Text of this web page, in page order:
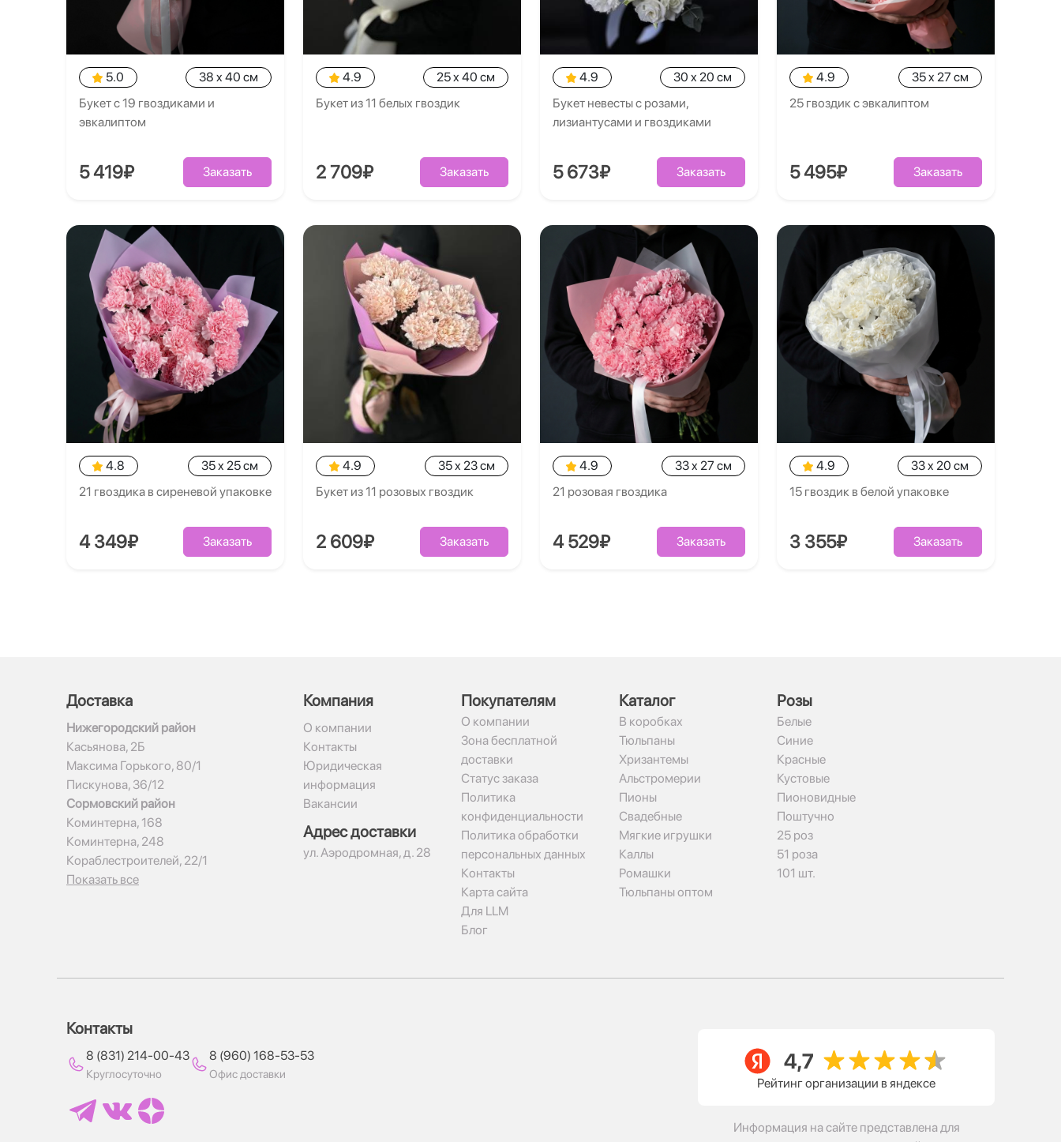
5.0
38 x 40 см
Букет с 19 гвоздиками и
эвкалиптом
5 419₽ Заказать
4.9
25 x 40 см
Букет из 11 белых гвоздик
2 709₽ Заказать
4.9
30 x 20 см
Букет невесты с розами,
лизиантусами и гвоздиками
5 673₽ Заказать
4.9
35 x 27 см
25 гвоздик с эвкалиптом
5 495₽ Заказать
4.8
35 x 25 см
21 гвоздика в сиреневой упаковке
4 349₽ Заказать
4.9
35 x 23 см
Букет из 11 розовых гвоздик
2 609₽ Заказать
4.9
33 x 27 см
21 розовая гвоздика
4 529₽ Заказать
4.9
33 x 20 см
15 гвоздик в белой упаковке
3 355₽ Заказать
Доставка
Нижегородский район
Касьянова, 2Б
Максима Горького, 80/1
Пискунова, 36/12
Сормовский район
Коминтерна, 168
Коминтерна, 248
Кораблестроителей, 22/1
Показать все
Компания
О компании
Контакты
Юридическая
информация
Вакансии
Адрес доставки
ул. Аэродромная, д. 28
Покупателям
О компании
Зона бесплатной
доставки
Статус заказа
Политика
конфиденциальности
Политика обработки
персональных данных
Контакты
Карта сайта
Для LLM
Блог
Каталог
В коробках
Тюльпаны
Хризантемы
Альстромерии
Пионы
Свадебные
Мягкие игрушки
Каллы
Ромашки
Тюльпаны оптом
Рoзы
Белые
Синие
Красные
Кустовые
Пионовидные
Поштучно
25 роз
51 роза
101 шт.
Контакты
8 (831) 214-00-43
Круглосуточно
8 (960) 168-53-53
Офис доставки
Рейтинг организации в яндексе
Информация на сайте представлена для